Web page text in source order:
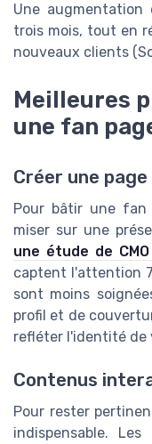
Une augmentation
trois mois, tout en
nouveaux clients
Meilleures
une fan
Créer une
Pour bâtir une
miser sur une
une étude de
captent l'attention
sont moins
profil et de
refléter l'identité de
Contenus
Pour rester
indispensable.